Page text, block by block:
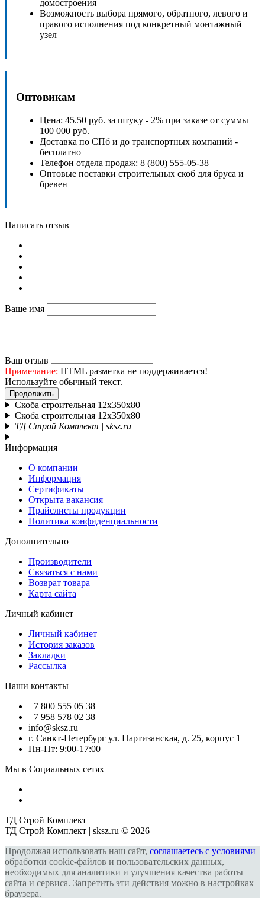
домостроения
Возможность выбора прямого, обратного, левого и
правого исполнения под конкретный монтажный
узел
Оптовикам
Цена: 45.50 руб. за штуку - 2% при заказе от суммы
100 000 руб.
Доставка по СПб и до транспортных компаний -
бесплатно
Телефон отдела продаж: 8 (800) 555-05-38
Оптовые поставки строительных скоб для бруса и
бревен
Написать отзыв
Ваше имя
Ваш отзыв
Примечание: HTML разметка не поддерживается!
Используйте обычный текст.
Продолжить
Скоба строительная 12х350х80
Скоба строительная 12х350х80
ТД Строй Комплект | sksz.ru
Информация
О компании
Информация
Сертификаты
Открыта вакансия
Прайслисты продукции
Политика конфиденциальности
Дополнительно
Производители
Связаться с нами
Возврат товара
Карта сайта
Личный кабинет
Личный кабинет
История заказов
Закладки
Рассылка
Наши контакты
+7 800 555 05 38
+7 958 578 02 38
info@sksz.ru
г. Санкт-Петербург ул. Партизанская, д. 25, корпус 1
Пн-Пт: 9:00-17:00
Мы в Социальных сетях
ТД Строй Комплект
ТД Строй Комплект | sksz.ru © 2026
Продолжая использовать наш сайт, соглашаетесь с условиями
обработки cookie-файлов и пользовательских данных,
необходимых для аналитики и улучшения качества работы
сайта и сервиса. Запретить эти действия можно в настройках
браузера.